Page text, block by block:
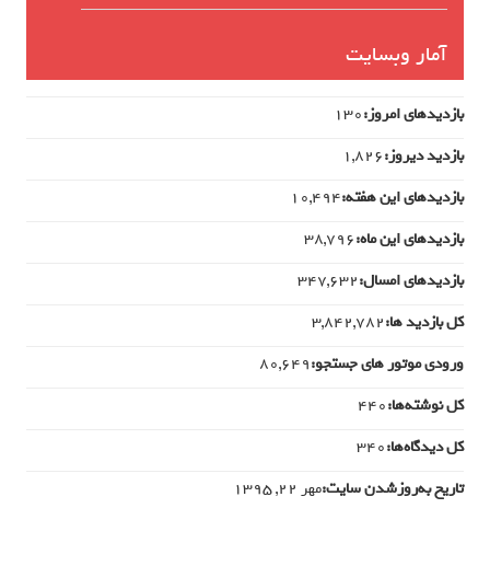
آمار وبسایت
بازدیدهای امروز:130
بازدید دیروز:1,826
بازدیدهای این هفته:10,494
بازدیدهای این ماه:38,796
بازدیدهای امسال:347,632
کل بازدید ها:3,842,782
ورودی‌ موتور های جستجو:80,649
کل نوشته‌ها:440
کل دیدگاه‌ها:340
تاریخ به‌روزشدن سایت:مهر ۲۲, ۱۳۹۵